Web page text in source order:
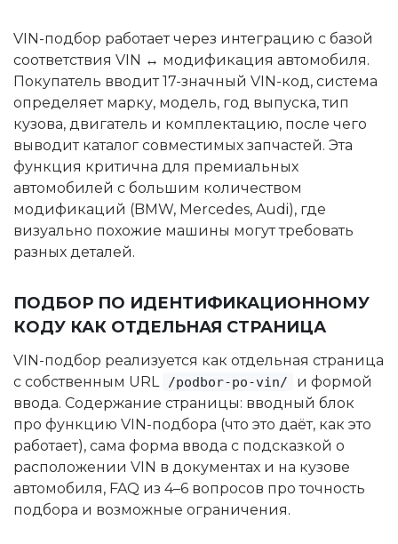
VIN-подбор работает через интеграцию с базой
соответствия VIN ↔ модификация автомобиля.
Покупатель вводит 17-значный VIN-код, система
определяет марку, модель, год выпуска, тип
кузова, двигатель и комплектацию, после чего
выводит каталог совместимых запчастей. Эта
функция критична для премиальных
автомобилей с большим количеством
модификаций (BMW, Mercedes, Audi), где
визуально похожие машины могут требовать
разных деталей.
ПОДБОР ПО ИДЕНТИФИКАЦИОННОМУ
КОДУ КАК ОТДЕЛЬНАЯ СТРАНИЦА
VIN-подбор реализуется как отдельная страница
с собственным URL
/podbor-po-vin/
и формой
ввода. Содержание страницы: вводный блок
про функцию VIN-подбора (что это даёт, как это
работает), сама форма ввода с подсказкой о
расположении VIN в документах и на кузове
автомобиля, FAQ из 4–6 вопросов про точность
подбора и возможные ограничения.